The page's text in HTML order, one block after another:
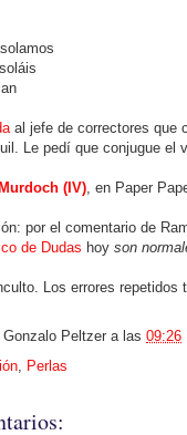
al jefe de correctores que
Le pedí que conjugue el
(IV), en Paper
por el comentario de
de Dudas hoy son
Los errores repetidos
Gonzalo Peltzer a las 09:26
, Perlas